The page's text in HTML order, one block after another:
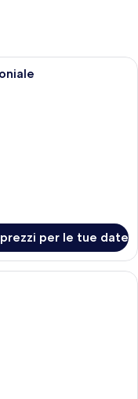
Superior, 1 letto
per le tue date
d'albergo con un letto,